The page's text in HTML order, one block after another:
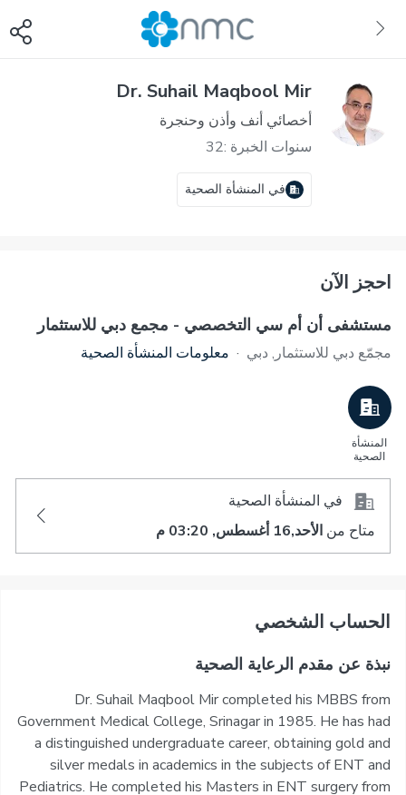
Dr. Suhail Maqbool Mir
أخصائي أنف وأذن وحنجرة
سنوات الخبرة :32
في المنشأة الصحية
احجز الآن
مستشفى أن أم سي التخصصي - مجمع دبي للاستثمار
مجمّع دبي للاستثمار, دبي · معلومات المنشأة الصحية
المنشأة
الصحية
في المنشأة الصحية
متاح من الأحد,16 أغسطس, 03:20 م
اﻟﺤﺴﺎﺏ اﻟﺸﺨﺼﻲ
نبذة عن مقدم الرعاية الصحية
Dr. Suhail Maqbool Mir completed his MBBS from
Government Medical College, Srinagar in 1985. He has had
a distinguished undergraduate career, obtaining gold and
silver medals in academics in the subjects of ENT and
Pediatrics. He completed his Masters in ENT surgery from